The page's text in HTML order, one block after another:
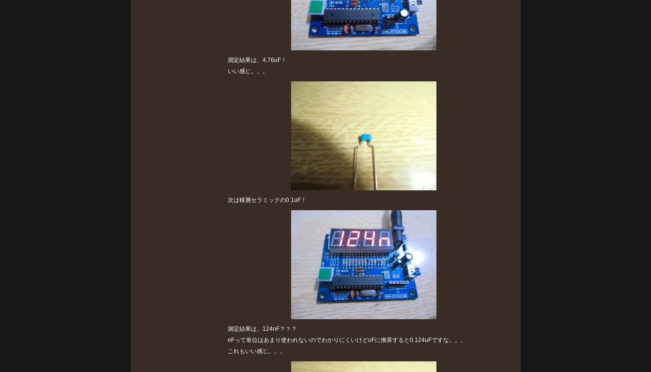
測定結果は、4.76uF！
いい感じ。。。
次は積層セラミックの0.1uF！
測定結果は、124nF？？？
nFって単位はあまり使われないのでわかりにくいけどuFに換算すると0.124uFですな。。。
これもいい感じ。。。